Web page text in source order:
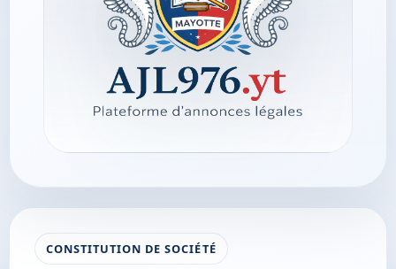
CONSTITUTION DE SOCIÉTÉ